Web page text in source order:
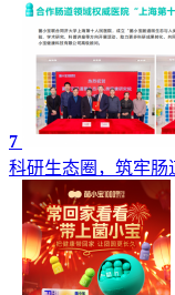
7
科研生态圈，筑牢肠